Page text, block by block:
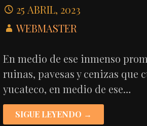
25 ABRIL, 2023
WEBMASTER
En medio de ese inmenso
ruinas, pavesas y cenizas que
yucateco, en medio de ese…
SIGUE LEYENDO →